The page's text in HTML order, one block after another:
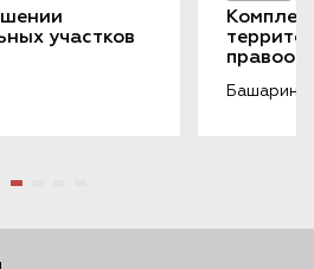
участков
Башарин